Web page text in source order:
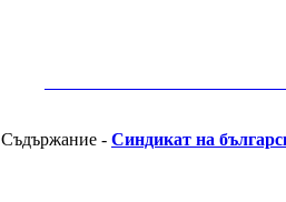
Съдържание - Синдикат на